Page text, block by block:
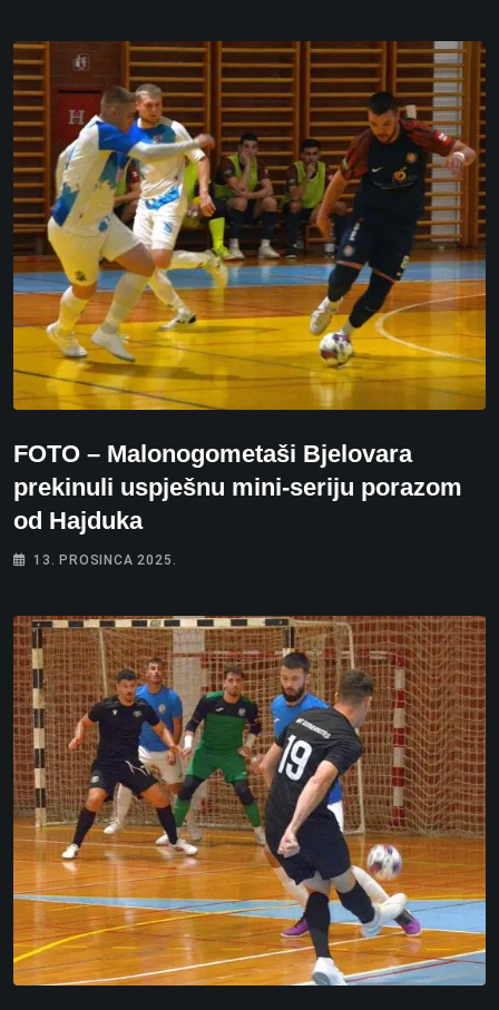
FOTO – Malonogometaši Bjelovara
prekinuli uspješnu mini-seriju porazom
od Hajduka
13. PROSINCA 2025.